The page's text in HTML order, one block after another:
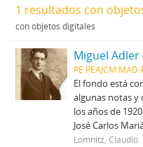
1 resultados con
con objetos digitales
Miguel Adler
PE PEAJCM
El fondo está
algunas notas y
los años de
José Carlos
Lomnitz, Claudio